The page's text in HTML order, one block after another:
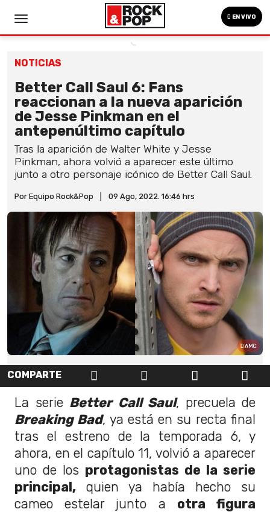
EN VIVO
NOTICIAS
Better Call Saul 6: Fans
reaccionan a la nueva aparición
de Jesse Pinkman en el
antepenúltimo capítulo
Tras la aparición de Walter White y Jesse
Pinkman, ahora volvió a aparecer este último
junto a otro personaje icónico de Better Call Saul.
Por Equipo Rock&Pop 09 Ago, 2022. 16:46 hrs
AMC
COMPARTE
La serie Better Call Saul, precuela de
Breaking Bad, ya está en su recta final
tras el estreno de la temporada 6, y
ahora, en el capítulo 11, volvió a aparecer
uno de los protagonistas de la serie
principal, quien ya había hecho su
cameo estelar junto a otra figura